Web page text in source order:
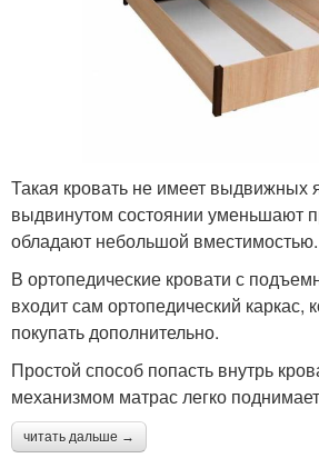
Такая кровать не имеет выдвижных
выдвинутом состоянии уменьшают
обладают небольшой вместимостью.
В ортопедические кровати с
входит сам ортопедический каркас,
покупать дополнительно.
Простой способ попасть внутрь
механизмом матрас легко
читать дальше →